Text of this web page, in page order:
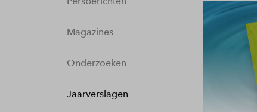
Magazines
Onderzoeken
Jaarverslagen